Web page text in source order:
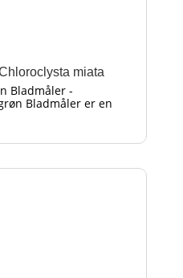
miata
Bladmåler -
Bladmåler er en